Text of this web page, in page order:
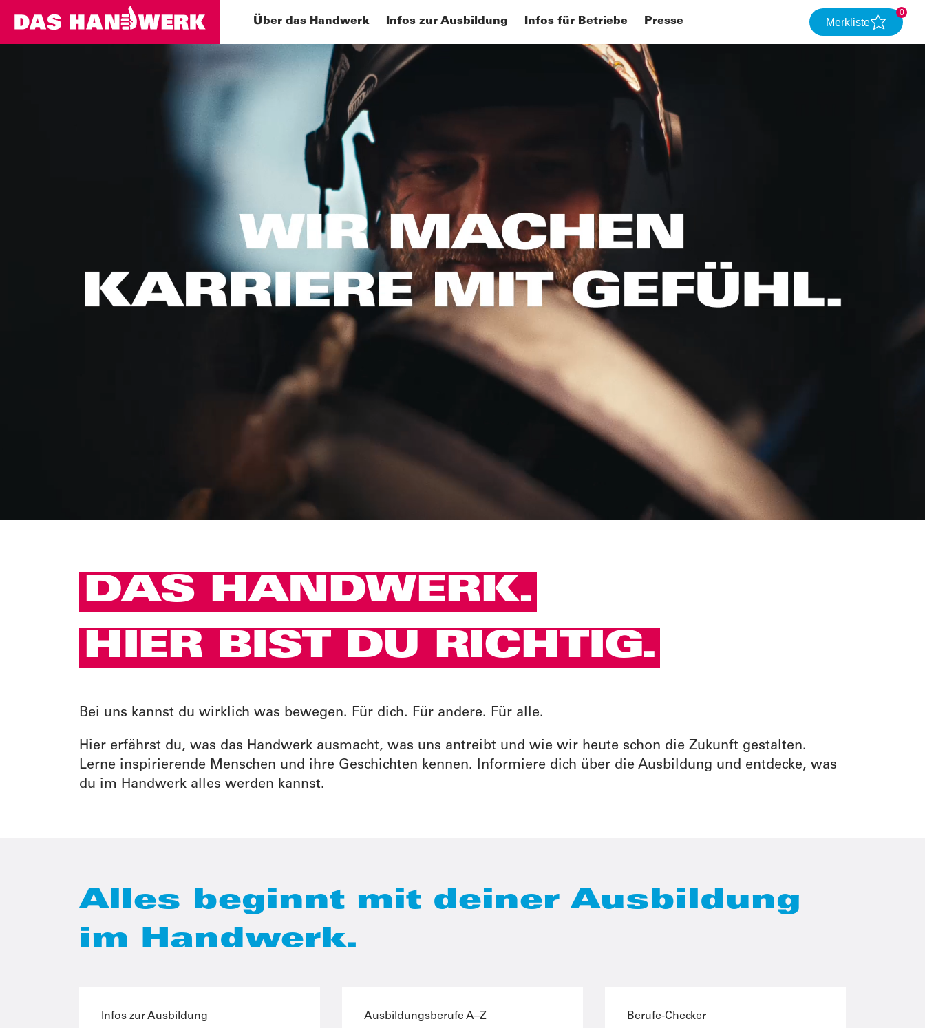
Über das Handwerk Infos zur Ausbildung Infos für Betriebe Presse Merkliste
0
Mehr erfahren
DAS HANDWERK.
HIER BIST DU RICHTIG.
Bei uns kannst du wirklich was bewegen. Für dich. Für andere. Für alle.
Hier erfährst du, was das Handwerk ausmacht, was uns antreibt und wie wir heute schon die Zukunft gestalten.
Lerne inspirierende Menschen und ihre Geschichten kennen. Informiere dich über die Ausbildung und entdecke, was
du im Handwerk alles werden kannst.
Alles beginnt mit deiner Ausbildung
im Handwerk.
Infos zur Ausbildung Ausbildungsberufe A–Z Berufe-Checker